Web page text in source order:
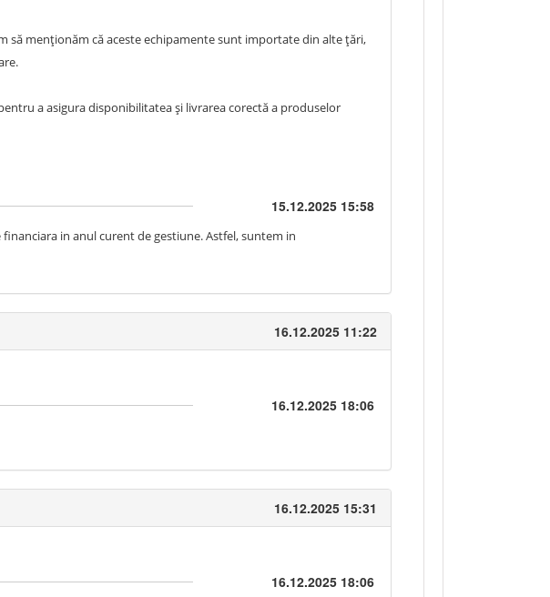
să menționăm că aceste echipamente sunt importate din alte țări,
a asigura disponibilitatea și livrarea corectă a produselor
15.12.2025 15:58
in anul curent de gestiune. Astfel, suntem in
16.12.2025 11:22
16.12.2025 18:06
16.12.2025 15:31
16.12.2025 18:06